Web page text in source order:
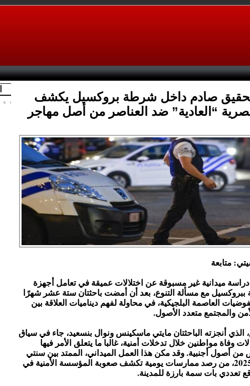
صادم داخل شرطة بروكسيل يكشف
“العادية” ضد العناصر من أصل مهاجر
متابعة
ميدانية غير مسبوقة عن اختلالات عميقة في تعامل أجهزة
مع مسألة التنوع، بعد أن أمضت باحثتان ستة عشر شهرًا
العاصمة البلجيكية، في محاولة لفهم ديناميات العلاقة بين
والمجتمع متعدد الأصول.
الذي أنجزته الباحثتان مايتي ماسكينس ونوال بنسعيد، جاء في سياق
وفاة مواطنين خلال تدخلات أمنية، غالبا ما يتعلق الأمر فيها
أصول أجنبية. وقد مكن هذا العمل الميداني، الممتد بين سنتي
2023 و2025، من رصد ممارسات يومية تكشف صعوبة المؤسسة الأمنية في
تعددي بات سمة بارزة للمدينة.